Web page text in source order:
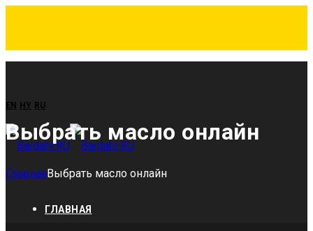
EN HY RU
ГЛАВНАЯ
Выбрать масло онлайн
ГлавнаяВыбрать масло онлайн